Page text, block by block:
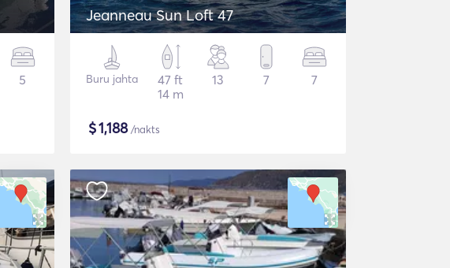
5
Jeanneau Sun Loft 47
Buru jahta
47 ft
14 m
13 7 7
$1,188/nakts